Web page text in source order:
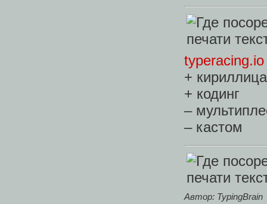
typeracing.io
+ кириллица
+ кодинг
–
– кастом
Автор: TypingBrain